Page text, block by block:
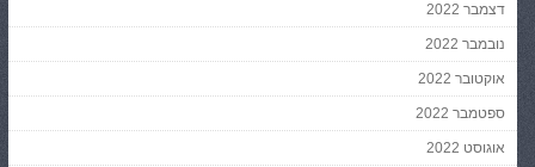
דצמבר 2022
נובמבר 2022
אוקטובר 2022
ספטמבר 2022
אוגוסט 2022